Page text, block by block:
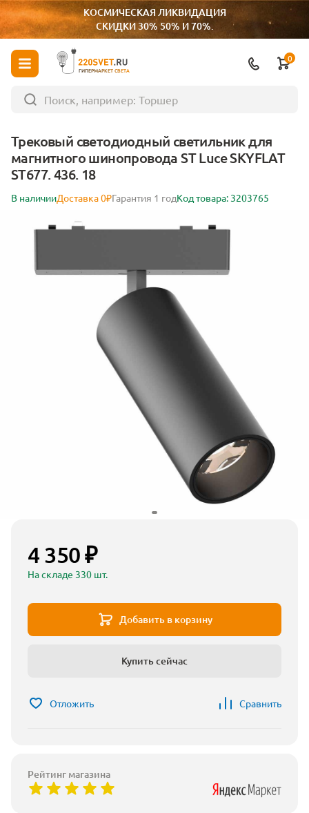
КОСМИЧЕСКАЯ ЛИКВИДАЦИЯ
СКИДКИ 30% 50% И 70%.
ГИПЕРМАРКЕТ СВЕТА
0
Трековый светодиодный светильник для
магнитного шинопровода ST Luce SKYFLAT
ST677. 436. 18
В наличииДоставка 0₽Гарантия 1 годКод товара: 3203765
4 350 ₽
На складе 330 шт.
Добавить в корзину
Купить сейчас
Отложить Сравнить
Рейтинг магазина